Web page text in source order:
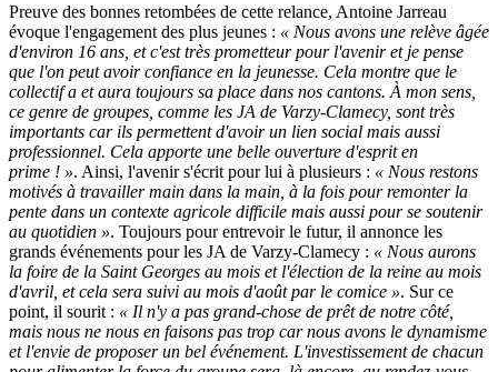
Preuve des bonnes retombées de cette relance, Antoine Jarreau
évoque l'engagement des plus jeunes : « Nous avons une relève âgée
d'environ 16 ans, et c'est très prometteur pour l'avenir et je pense
que l'on peut avoir confiance en la jeunesse. Cela montre que le
collectif a et aura toujours sa place dans nos cantons. À mon sens,
ce genre de groupes, comme les JA de Varzy-Clamecy, sont très
importants car ils permettent d'avoir un lien social mais aussi
professionnel. Cela apporte une belle ouverture d'esprit en
prime ! ». Ainsi, l'avenir s'écrit pour lui à plusieurs : « Nous restons
motivés à travailler main dans la main, à la fois pour remonter la
pente dans un contexte agricole difficile mais aussi pour se soutenir
au quotidien ». Toujours pour entrevoir le futur, il annonce les
grands événements pour les JA de Varzy-Clamecy : « Nous aurons
la foire de la Saint Georges au mois et l'élection de la reine au mois
d'avril, et cela sera suivi au mois d'août par le comice ». Sur ce
point, il sourit : « Il n'y a pas grand-chose de prêt de notre côté,
mais nous ne nous en faisons pas trop car nous avons le dynamisme
et l'envie de proposer un bel événement. L'investissement de chacun